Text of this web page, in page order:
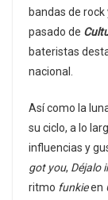
bandas de
pasado de
bateristas
nacional.
Así como la
su ciclo, a lo
influencias y
got you, Déjalo
ritmo funkieen